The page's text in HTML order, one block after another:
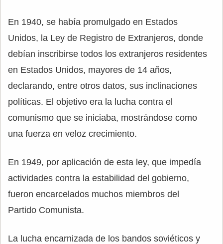
En 1940, se había promulgado en Estados
Unidos, la Ley de Registro de Extranjeros, donde
debían inscribirse todos los extranjeros residentes
en Estados Unidos, mayores de 14 años,
declarando, entre otros datos, sus inclinaciones
políticas. El objetivo era la lucha contra el
comunismo que se iniciaba, mostrándose como
una fuerza en veloz crecimiento.
En 1949, por aplicación de esta ley, que impedía
actividades contra la estabilidad del gobierno,
fueron encarcelados muchos miembros del
Partido Comunista.
La lucha encarnizada de los bandos soviéticos y